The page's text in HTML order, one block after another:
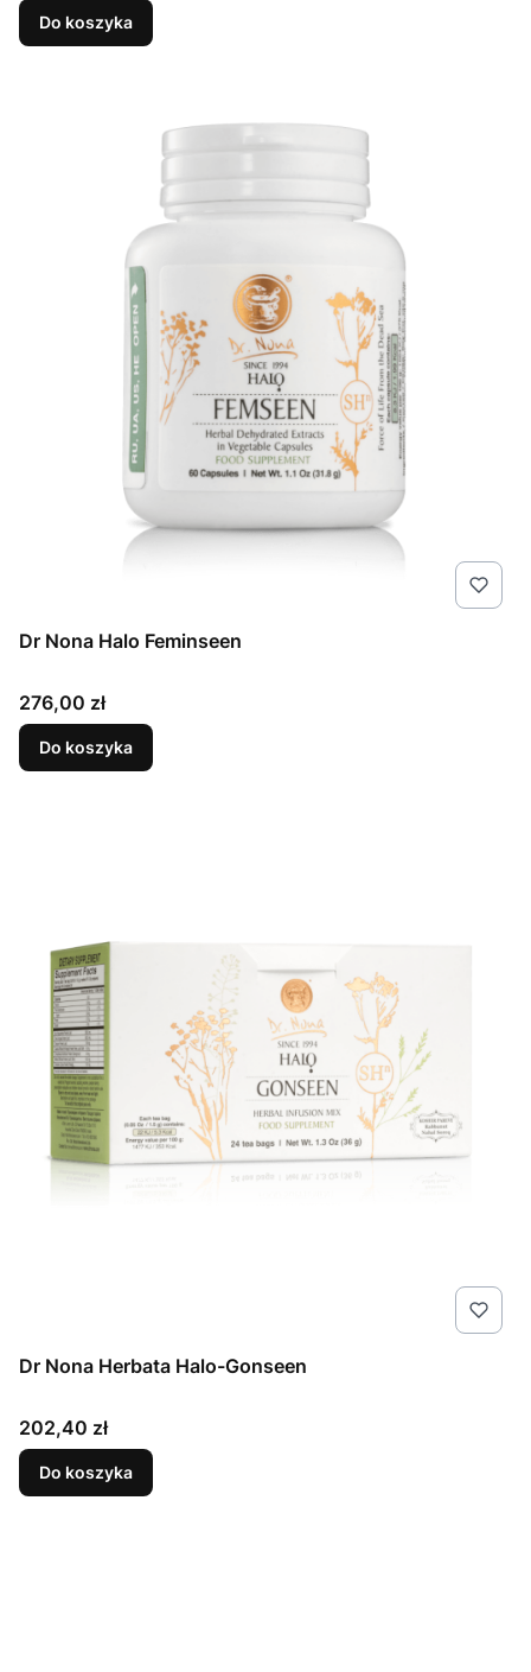
Do koszyka
Dr Nona Halo Feminseen
Cena
276,00 zł
Do koszyka
Dr Nona Herbata Halo-Gonseen
Cena
202,40 zł
Do koszyka